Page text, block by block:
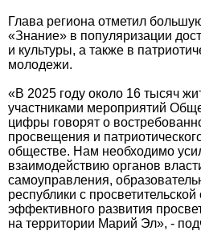
Глава региона отметил
«Знание» в популяризации
и культуры, а также в
молодежи.
«В 2025 году около 16 тысяч
участниками мероприятий
цифры говорят о
просвещения и
обществе. Нам необходимо
взаимодействию органов
самоуправления,
республики с
эффективного развития
на территории Марий Эл», -